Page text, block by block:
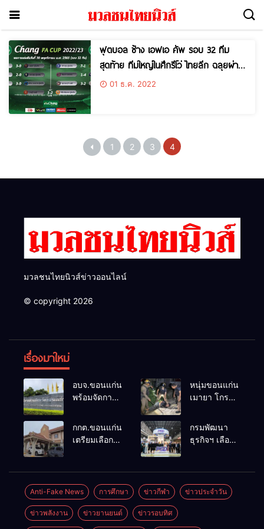
ฟุตบอล ช้าง เอฟเอ คัพ รอบ 32 ทีม
สุดท้าย ทีมใหญ่ในศึกรีโว่ ไทยลีก ฉลุยผ่าน
รอบ 16 ทีมสุดท้าย
01 ธ.ค. 2022
1 2 3 4
มวลชนไทยนิวส์ข่าวออนไลน์
© copyright 2026
เรื่องมาใหม่
อบจ.ขอนแก่น
พร้อมจัดการ
ยกฯ 27 ก.ย.
รับสมัคร 17-
สมัครรับการ
เลือกตั้งหาก
คุณสมบัติครบ
มั่นใจคนใช้
สิทธิ์ทะลุ 70%
หนุ่มขอนแก่น
เมายา โกรธที่
ที่ดินแล้วไม่
แบ่งเงินให้ใช้
คว้าหนังสติ๊ก
ผกก.ฯ 2 นัด
ตำรวจคุมตัว
ได้ทันควัน
กกต.ขอนแก่น
เตรียมเลือกตั้ง
ด้วยการ เปิด
รับสมัครใหม่
ทั้งหมด พร้อม
ระบุ
กรมพัฒนา
ธุรกิจฯ เลือก
ร่วม
งาน Franchise
Thailand by
Anti-Fake News การศึกษา ข่าวกีฬา ข่าวประจำวัน
ข่าวพลังงาน ข่าวยานยนต์ ข่าวรอบทิศ